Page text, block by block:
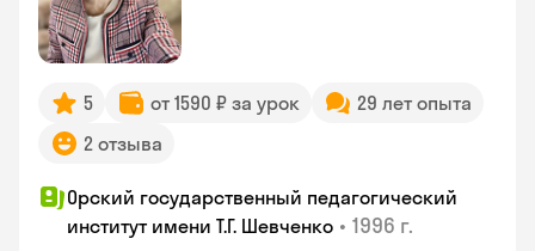
5 от 1590 ₽ за урок
29 лет опыта
2 отзыва
Орский государственный педагогический
институт имени Т.Г. Шевченко • 1996 г.